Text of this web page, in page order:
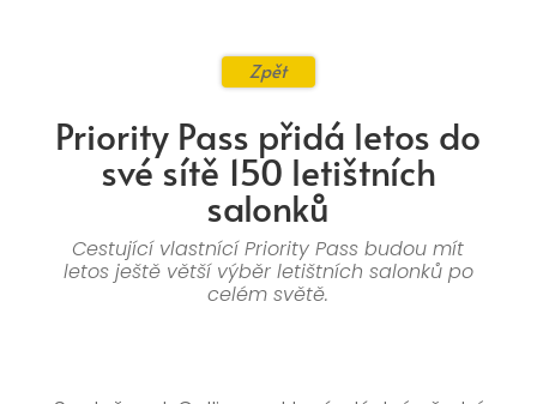
Zpět
Priority Pass přidá letos do
své sítě 150 letištních
salonků
Cestující vlastnící Priority Pass budou mít
letos ještě větší výběr letištních salonků po
celém světě.